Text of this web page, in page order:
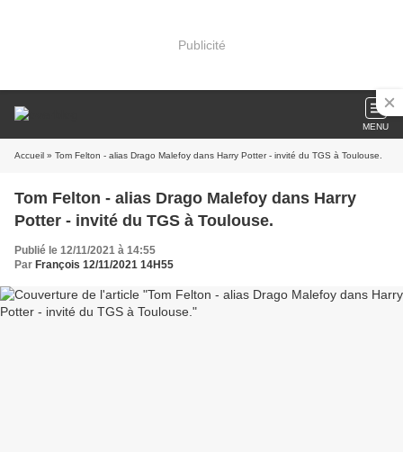
Publicité
MENU
Accueil » Tom Felton - alias Drago Malefoy dans Harry Potter - invité du TGS à Toulouse.
Tom Felton - alias Drago Malefoy dans Harry
Potter - invité du TGS à Toulouse.
Publié le 12/11/2021 à 14:55
Par François 12/11/2021 14H55